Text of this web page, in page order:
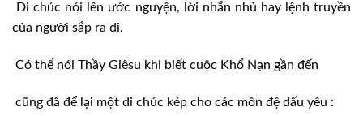
Di chúc nói lên ước nguyện, lời nhắn nhủ hay lệnh truyền
của người sắp ra đi.
Có thể nói Thầy Giêsu khi biết cuộc Khổ Nạn gần đến
cũng đã để lại một di chúc kép cho các môn đệ dấu yêu :